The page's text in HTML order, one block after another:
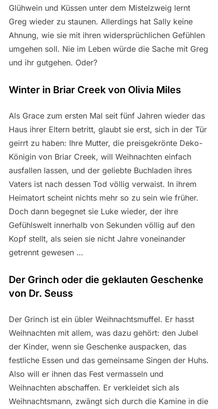
Glühwein und Küssen unter dem Mistelzweig lernt
Greg wieder zu staunen. Allerdings hat Sally keine
Ahnung, wie sie mit ihren widersprüchlichen Gefühlen
umgehen soll. Nie im Leben würde die Sache mit Greg
und ihr gutgehen. Oder?
Winter in Briar Creek von Olivia Miles
Als Grace zum ersten Mal seit fünf Jahren wieder das
Haus ihrer Eltern betritt, glaubt sie erst, sich in der Tür
geirrt zu haben: Ihre Mutter, die preisgekrönte Deko-
Königin von Briar Creek, will Weihnachten einfach
ausfallen lassen, und der geliebte Buchladen ihres
Vaters ist nach dessen Tod völlig verwaist. In ihrem
Heimatort scheint nichts mehr so zu sein wie früher.
Doch dann begegnet sie Luke wieder, der ihre
Gefühlswelt innerhalb von Sekunden völlig auf den
Kopf stellt, als seien sie nicht Jahre voneinander
getrennt gewesen …
Der Grinch oder die geklauten Geschenke
von Dr. Seuss
Der Grinch ist ein übler Weihnachtsmuffel. Er hasst
Weihnachten mit allem, was dazu gehört: den Jubel
der Kinder, wenn sie Geschenke auspacken, das
festliche Essen und das gemeinsame Singen der Huhs.
Also will er ihnen das Fest vermasseln und
Weihnachten abschaffen. Er verkleidet sich als
Weihnachtsmann, zwängt sich durch die Kamine in die